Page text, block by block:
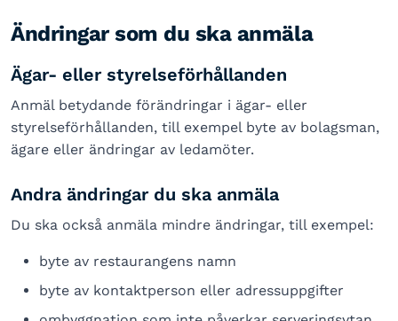
Ändringar som du ska anmäla
Ägar- eller styrelseförhållanden
Anmäl betydande förändringar i ägar- eller
styrelseförhållanden, till exempel byte av bolagsman,
ägare eller ändringar av ledamöter.
Andra ändringar du ska anmäla
Du ska också anmäla mindre ändringar, till exempel:
byte av restaurangens namn
byte av kontaktperson eller adressuppgifter